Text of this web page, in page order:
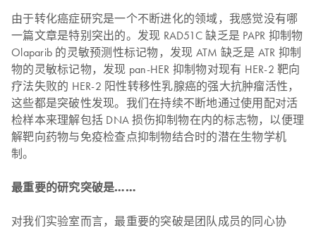
由于转化癌症研究是一个不断进化的领域，我感觉没有哪
一篇文章是特别突出的。发现 RAD51C 缺乏是 PAPR 抑制物
Olaparib 的灵敏预测性标记物，发现 ATM 缺乏是 ATR 抑制
物的灵敏标记物，发现 pan-HER 抑制物对现有 HER-2 靶向
疗法失败的 HER-2 阳性转移性乳腺癌的强大抗肿瘤活性，
这些都是突破性发现。我们在持续不断地通过使用配对活
检样本来理解包括 DNA 损伤抑制物在内的标志物，以便理
解靶向药物与免疫检查点抑制物结合时的潜在生物学机
制。
最重要的研究突破是……
对我们实验室而言，最重要的突破是团队成员的同心协